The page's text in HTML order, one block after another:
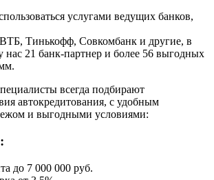
услугами ведущих банков,
Тинькофф, Совкомбанк и другие, в
нас 21 банк-партнер и более 56 выгодных
всегда подбирают
автокредитования, с удобным
и выгодными условиями:
до 7 000 000 руб.